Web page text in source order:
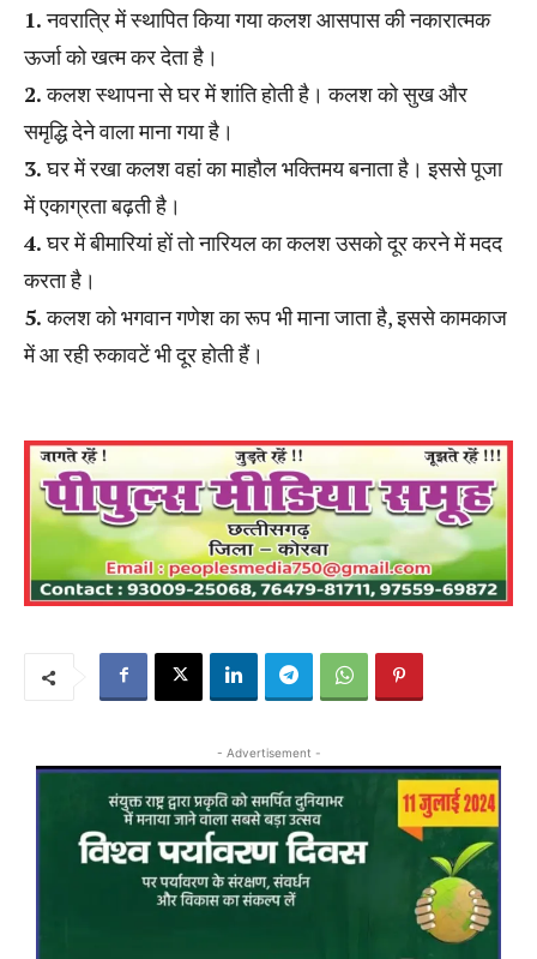
1.नवरात्रि में स्थापित किया गया कलश आसपास की नकारात्मक
ऊर्जा को खत्म कर देता है।
2.कलश स्थापना से घर में शांति होती है। कलश को सुख और
समृद्धि देने वाला माना गया है।
3.घर में रखा कलश वहां का माहौल भक्तिमय बनाता है। इससे पूजा
में एकाग्रता बढ़ती है।
4.घर में बीमारियां हों तो नारियल का कलश उसको दूर करने में मदद
करता है।
5.कलश को भगवान गणेश का रूप भी माना जाता है, इससे कामकाज
में आ रही रुकावटें भी दूर होती हैं।
- Advertisement -